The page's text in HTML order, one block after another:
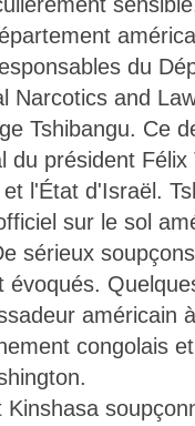
du
Narcotics and
Tshibangu. Ce
du président
et l'État d'Israël.
sur le sol
sérieux
évoqués.
américain
congolais
Kinshasa